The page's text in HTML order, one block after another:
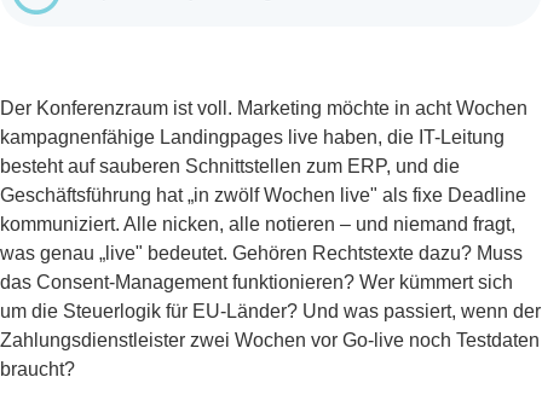
Der Konferenzraum ist voll. Marketing möchte in acht Wochen
kampagnenfähige Landingpages live haben, die IT-Leitung
besteht auf sauberen Schnittstellen zum ERP, und die
Geschäftsführung hat „in zwölf Wochen live" als fixe Deadline
kommuniziert. Alle nicken, alle notieren – und niemand fragt,
was genau „live" bedeutet. Gehören Rechtstexte dazu? Muss
das Consent-Management funktionieren? Wer kümmert sich
um die Steuerlogik für EU-Länder? Und was passiert, wenn der
Zahlungsdienstleister zwei Wochen vor Go-live noch Testdaten
braucht?